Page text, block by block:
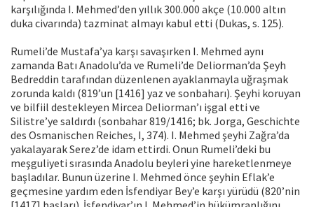
karşılığında I. Mehmed’den yıllık 300.000 akçe (10.000 altın
duka civarında) tazminat almayı kabul etti (Dukas, s. 125).
Rumeli’de Mustafa’ya karşı savaşırken I. Mehmed aynı
zamanda Batı Anadolu’da ve Rumeli’de Deliorman’da Şeyh
Bedreddin tarafından düzenlenen ayaklanmayla uğraşmak
zorunda kaldı (819’un [1416] yaz ve sonbaharı). Şeyhi koruyan
ve bilfiil destekleyen Mircea Deliorman’ı işgal etti ve
Silistre’ye saldırdı (sonbahar 819/1416; bk. Jorga, Geschichte
des Osmanischen Reiches, I, 374). I. Mehmed şeyhi Zağra’da
yakalayarak Serez’de idam ettirdi. Onun Rumeli’deki bu
meşguliyeti sırasında Anadolu beyleri yine hareketlenmeye
başladılar. Bunun üzerine I. Mehmed önce şeyhin Eflak’e
geçmesine yardım eden İsfendiyar Bey’e karşı yürüdü (820’nin